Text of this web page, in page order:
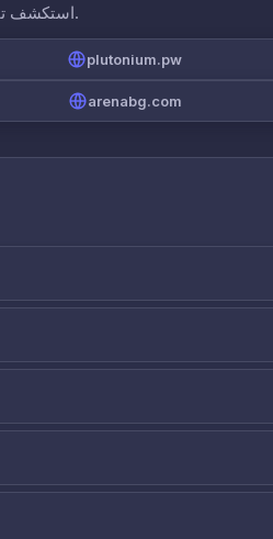
استكشف تقارير الاختراق للشركات الأخرى التي نتتبعها. انقر على أي نطاق لرؤية تعرضه.
plutonium.pw
arenabg.com